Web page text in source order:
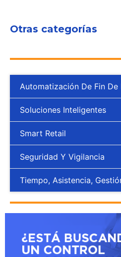
Otras categorías
Automatización De Fin De
Soluciones Inteligentes
Smart Retail
Seguridad Y Vigilancia
Tiempo, Asistencia,